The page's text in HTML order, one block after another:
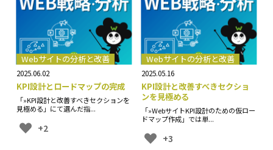
Webサイトの分析と改善
2025.06.02
KPI設計とロードマップの完成
「»KPI設計と改善すべきセクションを
見極める」にて選んだ指...
+2
Webサイトの分析と改善
2025.05.16
KPI設計と改善すべきセクショ
ンを見極める
「»WebサイトKPI設計のための仮ロー
ドマップ作成」では単...
+3